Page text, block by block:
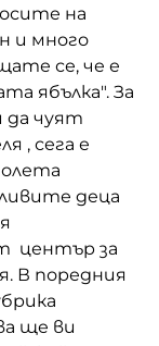
на
и много
се, че е
ябълка". За
да чуят
, сега е
деца
център за
В поредния
ще ви